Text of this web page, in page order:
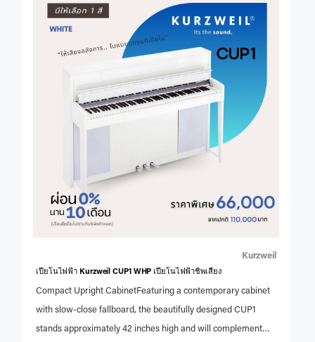
Kurzweil
เปียโนไฟฟ้า Kurzweil CUP1 WHP เปียโนไฟฟ้าชิพเสียง
Compact Upright CabinetFeaturing a contemporary cabinet
with slow-close fallboard, the beautifully designed CUP1
stands approximately 42 inches high and will complement